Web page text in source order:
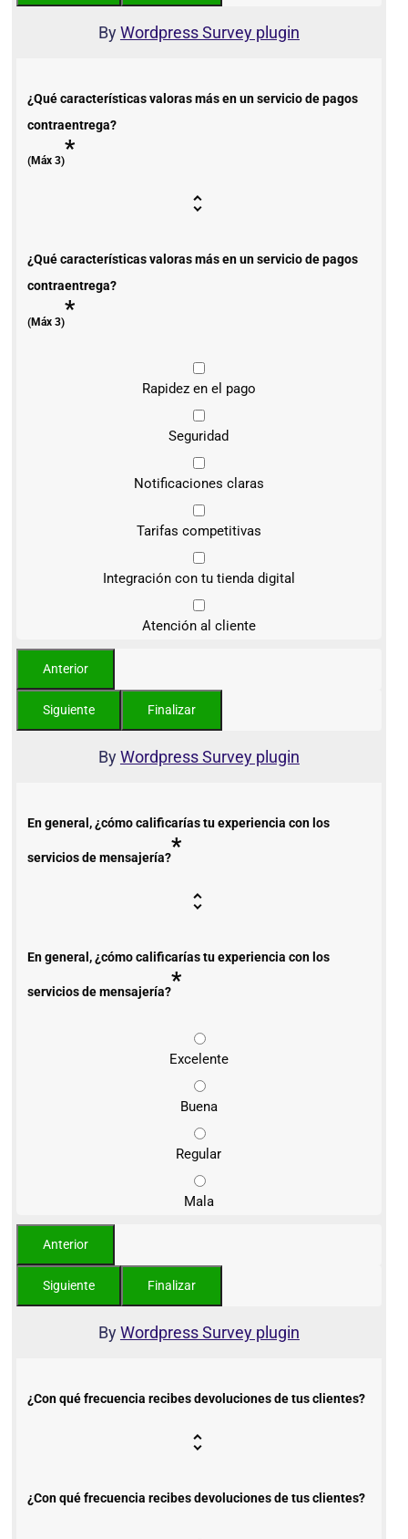
ByWordpress Survey plugin
¿Qué características valoras más en un servicio de pagos
contraentrega?
(Máx 3)*
¿Qué características valoras más en un servicio de pagos
contraentrega?
(Máx 3)*
Rapidez en el pago
Seguridad
Notificaciones claras
Tarifas competitivas
Integración con tu tienda digital
Atención al cliente
ByWordpress Survey plugin
En general, ¿cómo calificarías tu experiencia con los
servicios de mensajería?*
En general, ¿cómo calificarías tu experiencia con los
servicios de mensajería?*
Excelente
Buena
Regular
Mala
ByWordpress Survey plugin
¿Con qué frecuencia recibes devoluciones de tus clientes?
¿Con qué frecuencia recibes devoluciones de tus clientes?